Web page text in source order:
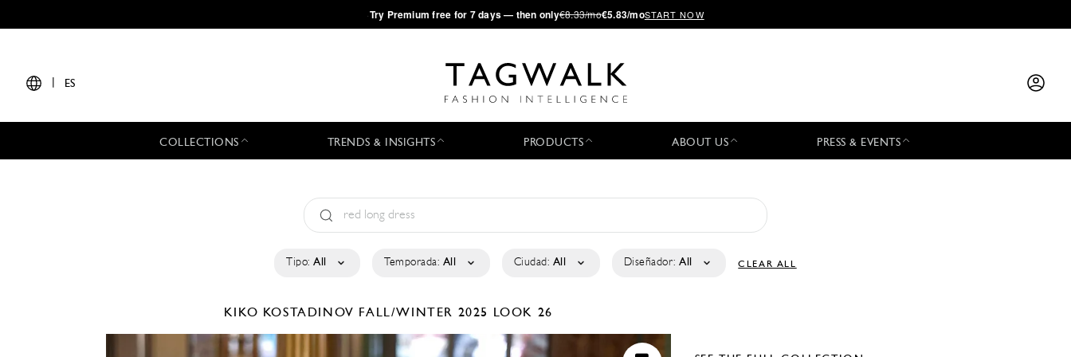
·Try Premium free for 7 days — then only€8.33/mo€5.83/moSTART NOW
ES
COLLECTIONS TRENDS & INSIGHTS PRODUCTS ABOUT US PRESS & EVENTS
Tipo: All Temporada: All Ciudad: All Diseñador: All CLEAR ALL
KIKO KOSTADINOV FALL/WINTER 2025 LOOK 26